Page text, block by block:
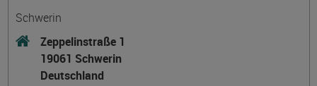
Schwerin
Zeppelinstraße 1
19061 Schwerin
Deutschland